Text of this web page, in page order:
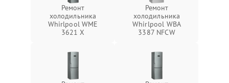
Ремонт
холодильника
Whirlpool WME
3621 X
Ремонт
холодильника
Whirlpool WBA
3387 NFCW